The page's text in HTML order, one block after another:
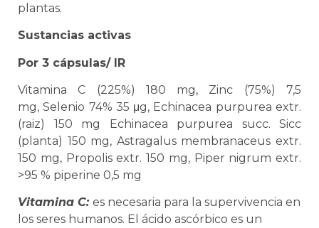
plantas.
Sustancias activas
Por 3 cápsulas/ IR
Vitamina C (225%) 180 mg, Zinc (75%)7,5
mg,Selenio 74% 35 μg, Echinacea purpurea extr.
(raiz) 150 mg Echinacea purpurea succ. Sicc
(planta) 150 mg, Astragalus membranaceus extr.
150 mg, Propolis extr. 150 mg, Piper nigrum extr.
>95 % piperine 0,5 mg
Vitamina C: es necesaria para la supervivencia en
los seres humanos. El ácido ascórbico es un